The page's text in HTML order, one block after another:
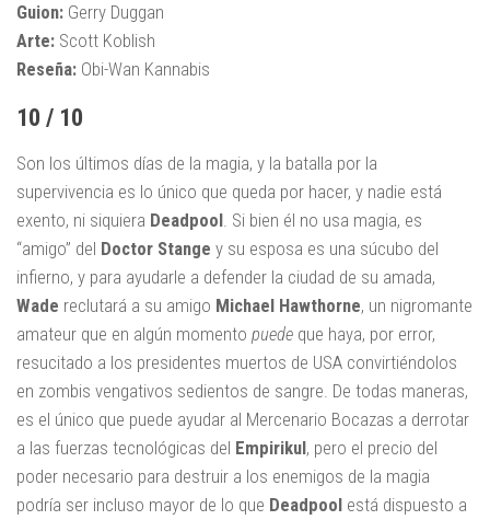
Guion: Gerry Duggan
Arte: Scott Koblish
Reseña: Obi-Wan Kannabis
10 / 10
Son los últimos días de la magia, y la batalla por la
supervivencia es lo único que queda por hacer, y nadie está
exento, ni siquiera Deadpool . Si bien él no usa magia, es
“amigo” del Doctor Stange y su esposa es una súcubo del
infierno, y para ayudarle a defender la ciudad de su amada,
Wade reclutará a su amigo Michael Hawthorne, un nigromante
amateur que en algún momento puede que haya, por error,
resucitado a los presidentes muertos de USA convirtiéndolos
en zombis vengativos sedientos de sangre. De todas maneras,
es el único que puede ayudar al Mercenario Bocazas a derrotar
a las fuerzas tecnológicas del Empirikul, pero el precio del
poder necesario para destruir a los enemigos de la magia
podría ser incluso mayor de lo que Deadpool está dispuesto a